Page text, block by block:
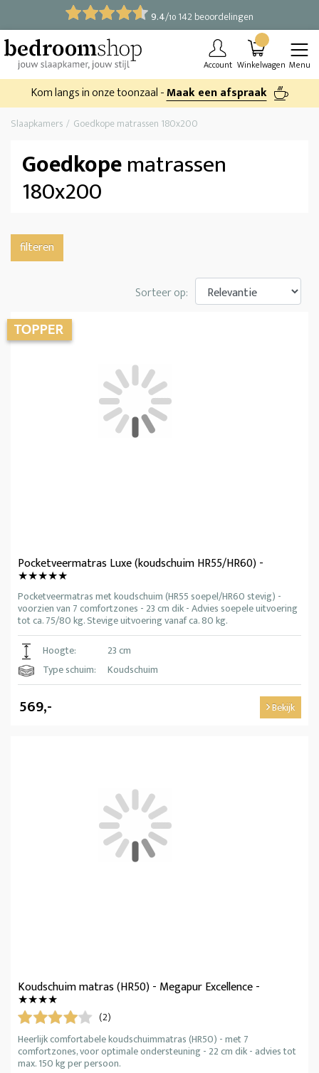
9.4/10 142 beoordelingen
Account Winkelwagen Menu
Kom langs in onze toonzaal -Maak een afspraak
Slaapkamers Goedkope matrassen 180x200
Goedkopematrassen
180x200
filteren
Sorteer op:
Pocketveermatras Luxe (koudschuim HR55/HR60) -
★★★★★
Pocketveermatras met koudschuim (HR55 soepel/HR60 stevig) -
voorzien van 7 comfortzones - 23 cm dik - Advies soepele uitvoering
tot ca. 75/80 kg. Stevige uitvoering vanaf ca. 80 kg.
Hoogte:
23 cm
Type schuim:
Koudschuim
569,- Bekijk
Koudschuim matras (HR50) - Megapur Excellence -
★★★★
(2)
Heerlijk comfortabele koudschuimmatras (HR50) - met 7
comfortzones, voor optimale ondersteuning - 22 cm dik - advies tot
max. 150 kg per persoon.